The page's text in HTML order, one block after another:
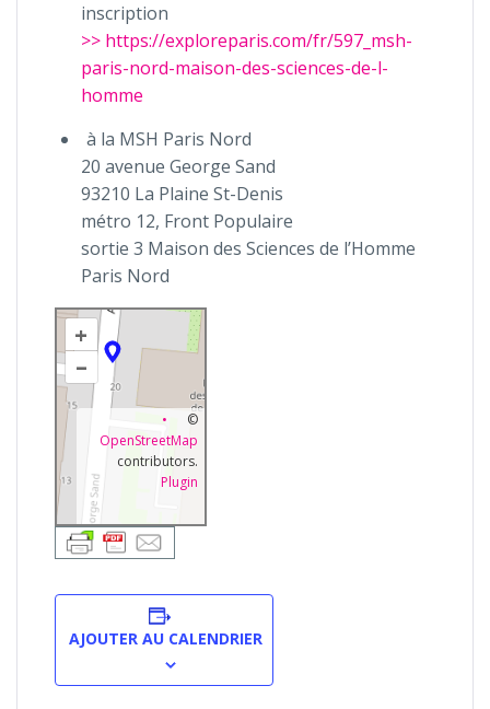
inscription
>> https://exploreparis.com/fr/597_msh-
paris-nord-maison-des-sciences-de-l-
homme
à la MSH Paris Nord
20 avenue George Sand
93210 La Plaine St-Denis
métro 12, Front Populaire
sortie 3 Maison des Sciences de l’Homme
Paris Nord
+
–
©
OpenStreetMap
contributors.
Plugin
AJOUTER AU CALENDRIER